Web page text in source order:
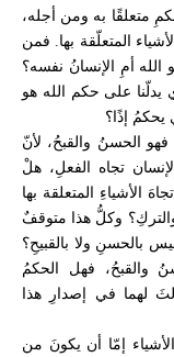
متعلقًا به ومن أجله،
المتعلّقة بها. فمن
أمِ الإنسانُ نفسه؟
يدلّنا على حكم الله هو
يحكمُ إذًا؟
الحسنُ والقبحُ، لأنّ
تجاه الفعلِ، هلْ
الأشياءِ المتعلقة بها
والتركِ؟ وكلُّ هذا متوقفٌ
بالحسنِ ولا بالقبيحِ؟
والقبحُ، فهل الحكمُ
لهما في إصدارِ هذا
إمّا أن يكونَ من